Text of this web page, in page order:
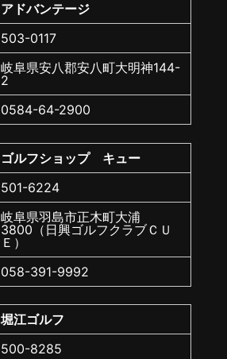
アドバンテージ
503-0117
岐阜県安八郡安八町大明神144-
2
0584-64-2900
ゴルフショップ キュー
501-6224
岐阜県羽島市正木町大浦
3800（日興ゴルフクラブＣＵ
Ｅ）
058-391-9992
堀江ゴルフ
500-8285